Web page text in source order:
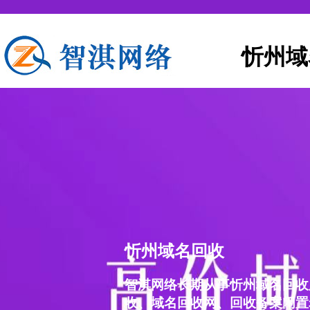
忻州
忻州域名回收
智淇网络长期从事忻州域名回
收、域名回收网、回收备案闲